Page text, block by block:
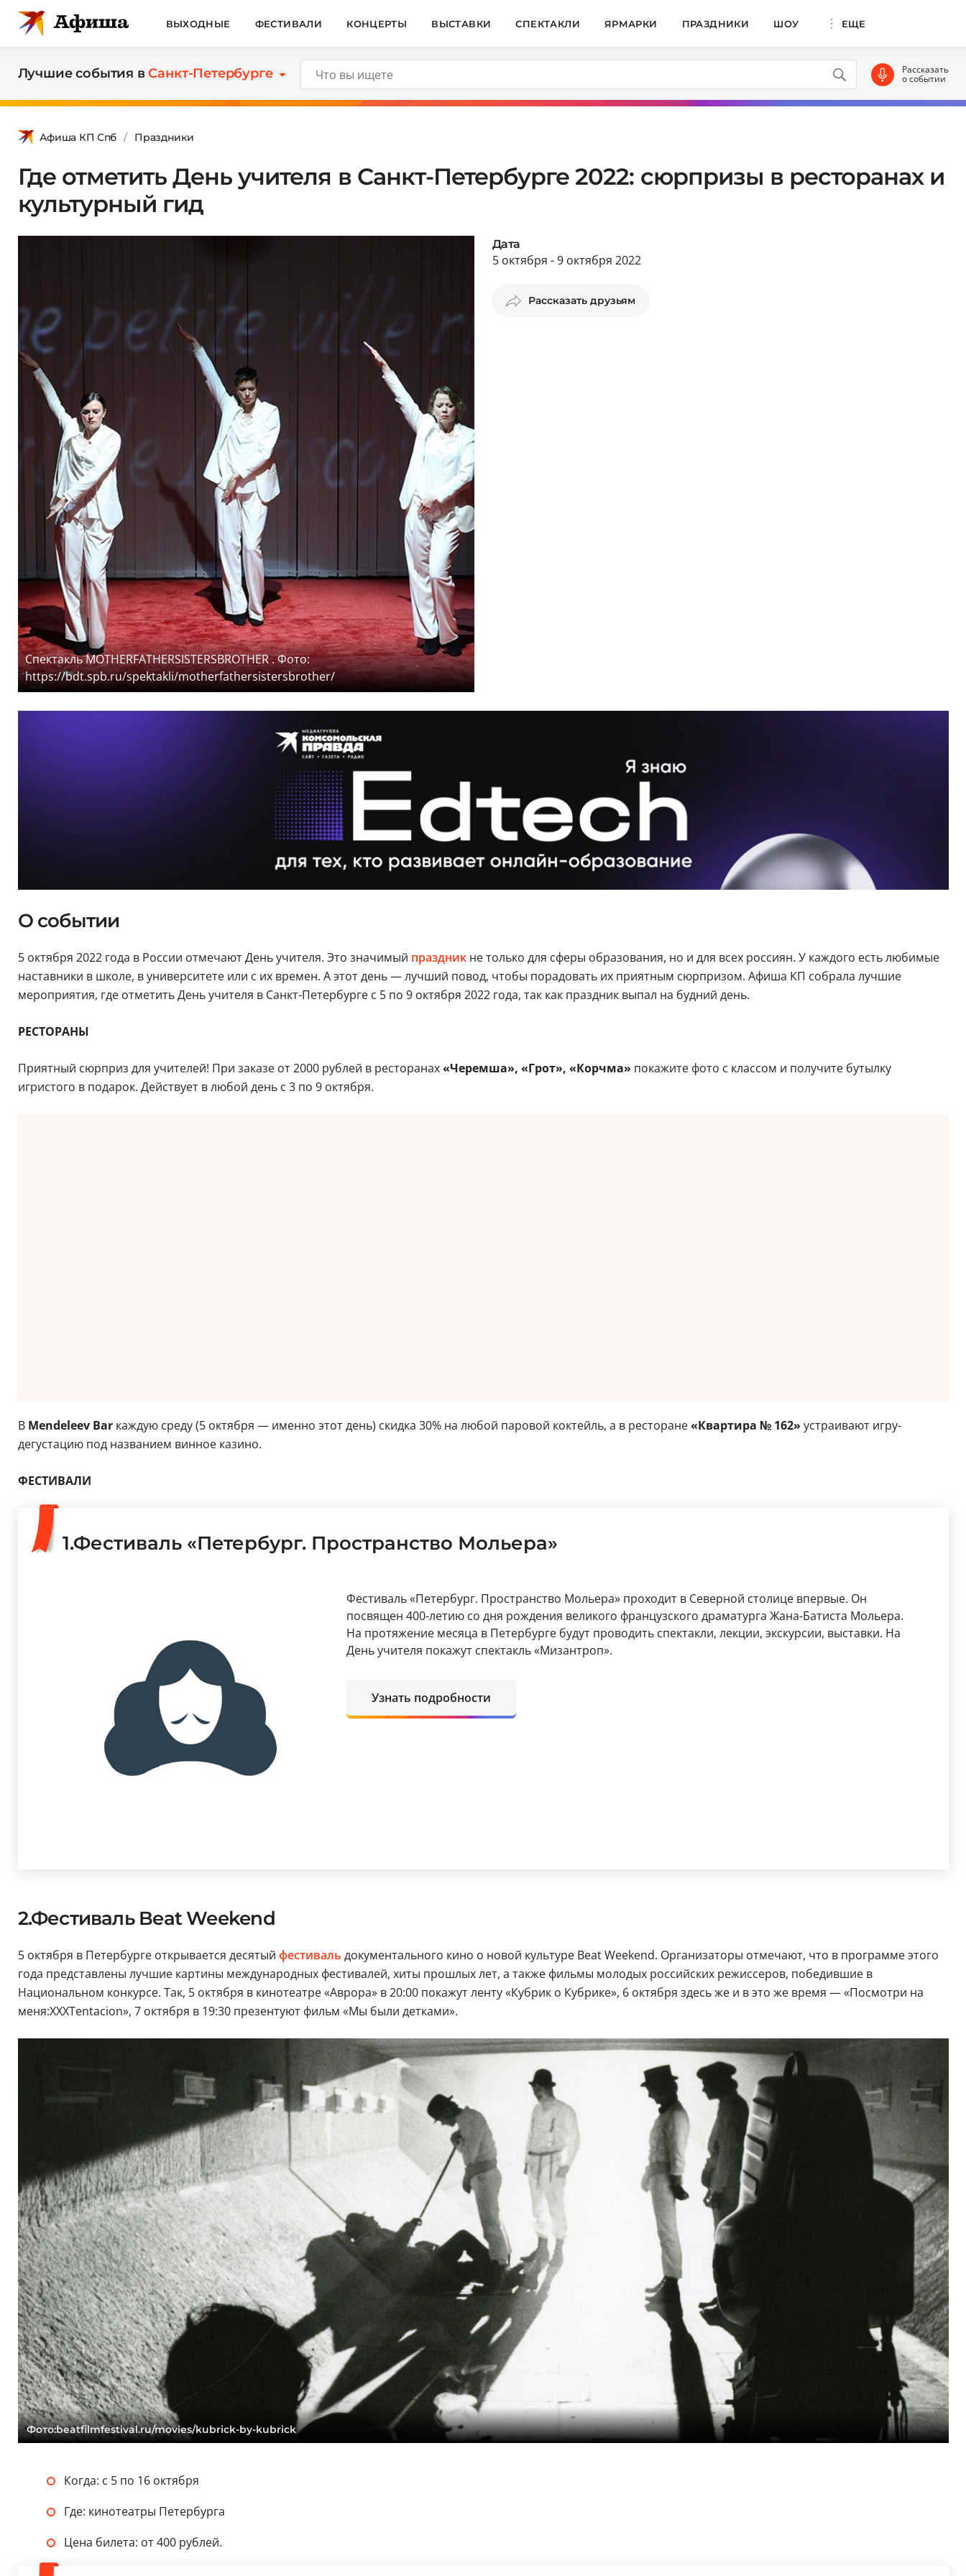
ВЫХОДНЫЕ ФЕСТИВАЛИ КОНЦЕРТЫ ВЫСТАВКИ СПЕКТАКЛИ ЯРМАРКИ ПРАЗДНИКИ ШОУ ЕЩЕ
Лучшие события вСанкт-Петербурге Рассказать
о событии
Афиша КП Спб Праздники
Где отметить День учителя в Санкт-Петербурге 2022: сюрпризы в ресторанах и
культурный гид
Спектакль MOTHERFATHERSISTERSBROTHER . Фото:
https://bdt.spb.ru/spektakli/motherfathersistersbrother/
Дата
5 октября - 9 октября 2022
Рассказать друзьям
О событии
5 октября 2022 года в России отмечают День учителя. Это значимый праздникне только для сферы образования, но и для всех россиян. У каждого есть любимые
наставники в школе, в университете или с их времен. А этот день — лучший повод, чтобы порадовать их приятным сюрпризом. Афиша КП собрала лучшие
мероприятия, где отметить День учителя в Санкт-Петербурге с 5 по 9 октября 2022 года, так как праздник выпал на будний день.
РЕСТОРАНЫ
Приятный сюрприз для учителей! При заказе от 2000 рублей в ресторанах«Черемша», «Грот», «Корчма» покажите фото с классом и получите бутылку
игристого в подарок. Действует в любой день с 3 по 9 октября.
В Mendeleev Barкаждую среду (5 октября — именно этот день) скидка 30% на любой паровой коктейль, а в ресторане«Квартира № 162» устраивают игру-
дегустацию под названием винное казино.
ФЕСТИВАЛИ
1.Фестиваль «Петербург. Пространство Мольера»
Фестиваль «Петербург. Пространство Мольера» проходит в Северной столице впервые. Он
посвящен 400-летию со дня рождения великого французского драматурга Жана-Батиста Мольера.
На протяжение месяца в Петербурге будут проводить спектакли, лекции, экскурсии, выставки. На
День учителя покажут спектакль «Мизантроп».
Узнать подробности
2.Фестиваль Beat Weekend
5 октября в Петербурге открывается десятый фестиваль документального кино о новой культуре Beat Weekend. Организаторы отмечают, что в программе этого
года представлены лучшие картины международных фестивалей, хиты прошлых лет, а также фильмы молодых российских режиссеров, победившие в
Национальном конкурсе. Так, 5 октября в кинотеатре «Аврора» в 20:00 покажут ленту «Кубрик о Кубрике», 6 октября здесь же и в это же время — «Посмотри на
меня:XXXTentacion», 7 октября в 19:30 презентуют фильм «Мы были детками».
Фото:beatfilmfestival.ru/movies/kubrick-by-kubrick
Когда: с 5 по 16 октября
Где: кинотеатры Петербурга
Цена билета: от 400 рублей.